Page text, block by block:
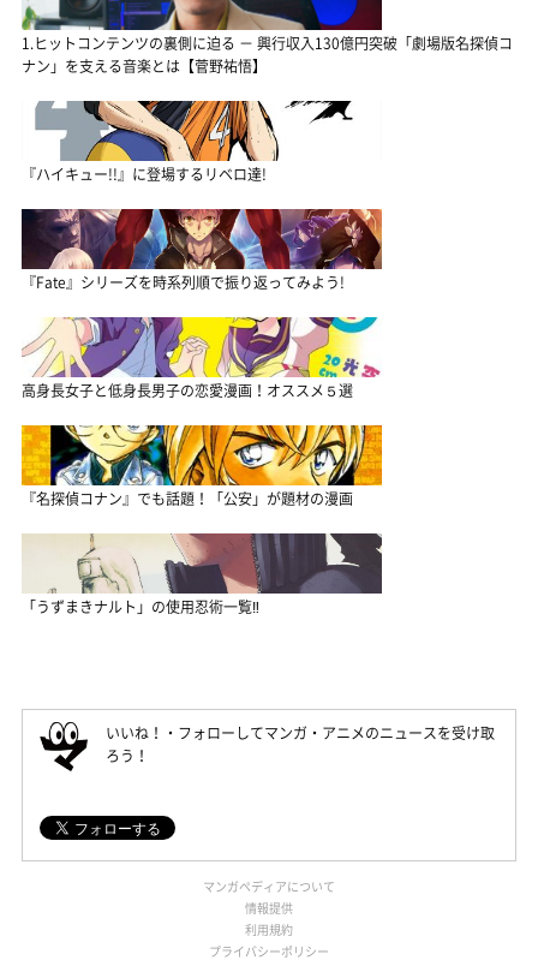
1.ヒットコンテンツの裏側に迫る － 興行収入130億円突破「劇場版名探偵コ
ナン」を支える音楽とは【菅野祐悟】
『ハイキュー!!』に登場するリベロ達!
『Fate』シリーズを時系列順で振り返ってみよう!
高身長女子と低身長男子の恋愛漫画！オススメ５選
『名探偵コナン』でも話題！「公安」が題材の漫画
「うずまきナルト」の使用忍術一覧‼
いいね！・フォローしてマンガ・アニメのニュースを受け取
ろう！
マンガペディアについて
情報提供
利用規約
プライバシーポリシー